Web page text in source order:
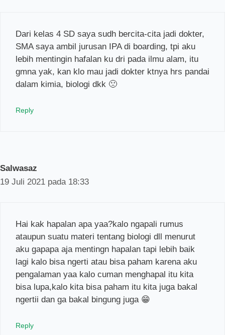
Dari kelas 4 SD saya sudh bercita-cita jadi dokter,
SMA saya ambil jurusan IPA di boarding, tpi aku
lebih mentingin hafalan ku dri pada ilmu alam, itu
gmna yak, kan klo mau jadi dokter ktnya hrs pandai
dalam kimia, biologi dkk 🙁
Reply
Salwasaz
19 Juli 2021 pada 18:33
Hai kak hapalan apa yaa?kalo ngapali rumus
ataupun suatu materi tentang biologi dll menurut
aku gapapa aja mentingn hapalan tapi lebih baik
lagi kalo bisa ngerti atau bisa paham karena aku
pengalaman yaa kalo cuman menghapal itu kita
bisa lupa,kalo kita bisa paham itu kita juga bakal
ngertii dan ga bakal bingung juga 😁
Reply